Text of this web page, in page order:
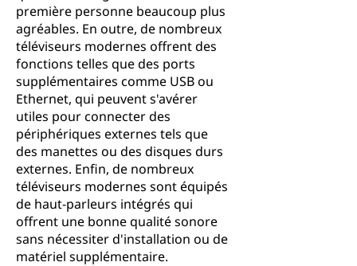
première personne beaucoup plus
agréables. En outre, de nombreux
téléviseurs modernes offrent des
fonctions telles que des ports
supplémentaires comme USB ou
Ethernet, qui peuvent s'avérer
utiles pour connecter des
périphériques externes tels que
des manettes ou des disques durs
externes. Enfin, de nombreux
téléviseurs modernes sont équipés
de haut-parleurs intégrés qui
offrent une bonne qualité sonore
sans nécessiter d'installation ou de
matériel supplémentaire.